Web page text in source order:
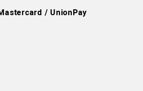
/ UnionPay